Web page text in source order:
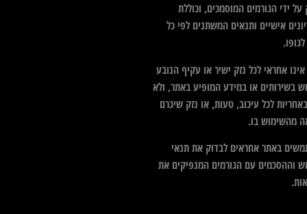
על ידי הגורמים המוסמכים, וכוללת
אישיים ותנאים המשתנים לפי כל
אחראי לכל נזק ישיר או עקיף הנובע
בשירותים או במידע המופיע באתר, ולא
לכל עיכוב, טעות, או נזק שיגרם
מהשימוש בו.
באתר אחראים לבדוק את תנאי
וההסכמים עם הגורמים המנפיקים את